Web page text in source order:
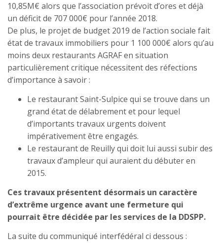
10,85M€ alors que l’association prévoit d’ores et déjà
un déficit de 707 000€ pour l’année 2018.
De plus, le projet de budget 2019 de l’action sociale fait
état de travaux immobiliers pour 1 100 000€ alors qu’au
moins deux restaurants AGRAF en situation
particulièrement critique nécessitent des réfections
d’importance à savoir :
Le restaurant Saint-Sulpice qui se trouve dans un
grand état de délabrement et pour lequel
d’importants travaux urgents doivent
impérativement être engagés.
Le restaurant de Reuilly qui doit lui aussi subir des
travaux d’ampleur qui auraient du débuter en
2015.
Ces travaux présentent désormais un caractère
d’extrême urgence avant une fermeture qui
pourrait être décidée par les services de la DDSPP.
La suite du communiqué interfédéral ci dessous :